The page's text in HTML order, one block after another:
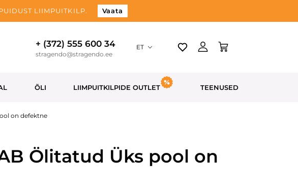
LIIMPUITKILP. Vaata
+ (372) 555 600 34
stragendo@stragendo.ee
ET
ÕLI LIIMPUITKILPIDE OUTLET TEENUSED
on defektne
Ölitatud Üks pool on